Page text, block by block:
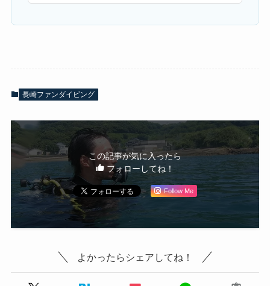
長崎ファンダイビング
この記事が気に入ったら
フォローしてね！
Follow Me
よかったらシェアしてね！